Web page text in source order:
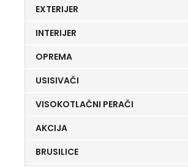
EXTERIJER
INTERIJER
OPREMA
USISIVAČI
VISOKOTLAČNI PERAČI
AKCIJA
BRUSILICE